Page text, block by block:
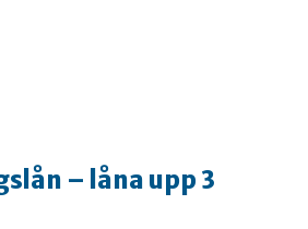
– låna upp 3